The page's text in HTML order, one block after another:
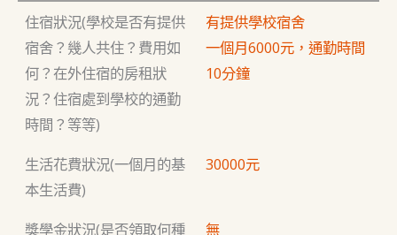
住宿狀況(學校是否有提供
宿舍？幾人共住？費用如
何？在外住宿的房租狀
況？住宿處到學校的通勤
時間？等等)
有提供學校宿舍
一個月6000元，通勤時間
10分鐘
生活花費狀況(一個月的基
本生活費)
30000元
獎學金狀況(是否領取何種
無